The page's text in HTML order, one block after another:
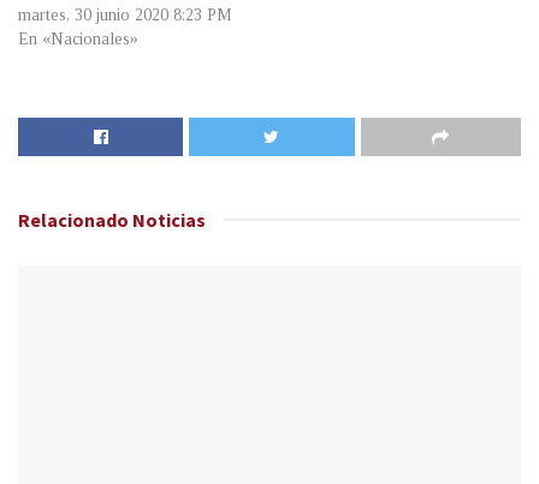
martes, 30 junio 2020 8:23 PM
En «Nacionales»
Relacionado Noticias